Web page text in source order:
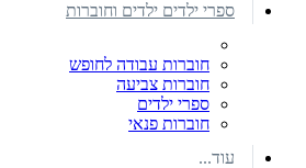
ספרי ילדים ילדים וחוברות
חוברות עבודה לחופש
חוברות צביעה
ספרי ילדים
חוברות פנאי
עוד...